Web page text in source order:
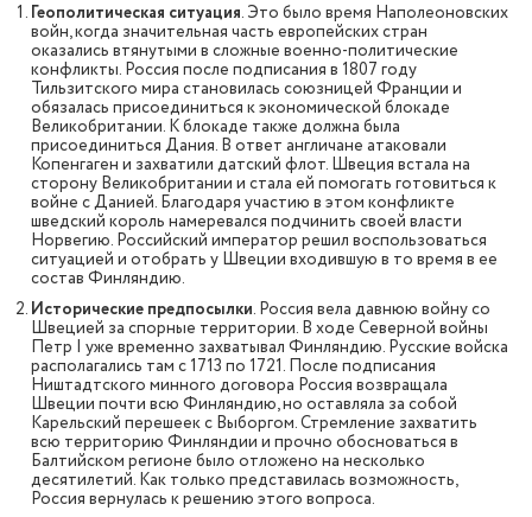
Геополитическая ситуация. Это было время Наполеоновских
войн, когда значительная часть европейских стран
оказались втянутыми в сложные военно-политические
конфликты. Россия после подписания в 1807 году
Тильзитского мира становилась союзницей Франции и
обязалась присоединиться к экономической блокаде
Великобритании. К блокаде также должна была
присоединиться Дания. В ответ англичане атаковали
Копенгаген и захватили датский флот. Швеция встала на
сторону Великобритании и стала ей помогать готовиться к
войне с Данией. Благодаря участию в этом конфликте
шведский король намеревался подчинить своей власти
Норвегию. Российский император решил воспользоваться
ситуацией и отобрать у Швеции входившую в то время в ее
состав Финляндию.
Исторические предпосылки. Россия вела давнюю войну со
Швецией за спорные территории. В ходе Северной войны
Петр I уже временно захватывал Финляндию. Русские войска
располагались там с 1713 по 1721. После подписания
Ништадтского минного договора Россия возвращала
Швеции почти всю Финляндию, но оставляла за собой
Карельский перешеек с Выборгом. Стремление захватить
всю территорию Финляндии и прочно обосноваться в
Балтийском регионе было отложено на несколько
десятилетий. Как только представилась возможность,
Россия вернулась к решению этого вопроса.